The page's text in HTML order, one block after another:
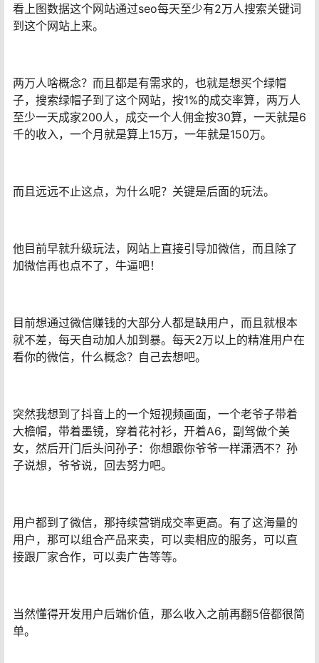
看上图数据这个网站通过seo每天至少有2万人搜索关键词
到这个网站上来。
两万人啥概念？而且都是有需求的，也就是想买个绿帽
子，搜索绿帽子到了这个网站，按1%的成交率算，两万人
至少一天成家200人，成交一个人佣金按30算，一天就是6
千的收入，一个月就是算上15万，一年就是150万。
而且远远不止这点，为什么呢？关键是后面的玩法。
他目前早就升级玩法，网站上直接引导加微信，而且除了
加微信再也点不了，牛逼吧！
目前想通过微信赚钱的大部分人都是缺用户，而且就根本
就不差，每天自动加人加到暴。每天2万以上的精准用户在
看你的微信，什么概念？自己去想吧。
突然我想到了抖音上的一个短视频画面，一个老爷子带着
大檐帽，带着墨镜，穿着花衬衫，开着A6，副驾做个美
女，然后开门后头问孙子：你想跟你爷爷一样潇洒不？孙
子说想，爷爷说，回去努力吧。
用户都到了微信，那持续营销成交率更高。有了这海量的
用户，那可以组合产品来卖，可以卖相应的服务，可以直
接跟厂家合作，可以卖广告等等。
当然懂得开发用户后端价值，那么收入之前再翻5倍都很简
单。